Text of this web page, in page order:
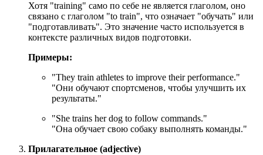
Хотя "training" само по себе не является глаголом, оно
связано с глаголом "to train", что означает "обучать" или
"подготавливать". Это значение часто используется в
контексте различных видов подготовки.
Примеры:
"They train athletes to improve their performance."
"Они обучают спортсменов, чтобы улучшить их
результаты."
"She trains her dog to follow commands."
"Она обучает свою собаку выполнять команды."
Прилагательное (adjective)